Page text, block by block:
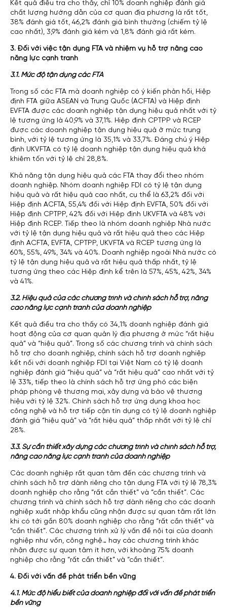
Kết quả điều tra cho thấy, chỉ 10% doanh nghiệp đánh giá
chất lượng hướng dẫn của cơ quan địa phương là rất tốt,
38% đánh giá tốt, 46,2% đánh giá bình thường (chiếm tỷ lệ
cao nhất), 3,9% đánh giá kém và 1,8% đánh giá rất kém.
3. Đối với việc tận dụng FTA và nhiệm vụ hỗ trợ nâng cao
năng lực cạnh tranh
3.1. Mức độ tận dụng các FTA
Trong số các FTA mà doanh nghiệp có ý kiến phản hồi, Hiệp
định FTA giữa ASEAN và Trung Quốc (ACFTA) và Hiệp định
EVFTA được các doanh nghiệp tận dụng hiệu quả nhất với tỷ
lệ tương ứng là 40,9% và 37,1%. Hiệp định CPTPP và RCEP
được các doanh nghiệp tận dụng hiệu quả ở mức trung
bình, với tỷ lệ tương ứng là 35,1% và 33,7%. Đáng chú ý Hiệp
định UKVFTA có tỷ lệ doanh nghiệp tận dụng hiệu quả khá
khiêm tốn với tỷ lệ chỉ 28,8%.
Khả năng tận dụng hiệu quả các FTA thay đổi theo nhóm
doanh nghiệp. Nhóm doanh nghiệp FDI có tỷ lệ tận dụng
hiệu quả và rất hiệu quả cao nhất, cụ thể là 63,2% đối với
Hiệp định ACFTA, 55,4% đối với Hiệp định EVFTA, 50% đối với
Hiệp định CPTPP, 42% đối với Hiệp định UKVFTA và 48% với
Hiệp định RCEP. Tiếp theo là nhóm doanh nghiệp Nhà nước
với tỷ lệ tận dụng hiệu quả và rất hiệu quả theo các Hiệp
định ACFTA, EVFTA, CPTPP, UKVFTA và RCEP tương ứng là
60%, 55%, 49%, 34% và 40%. Doanh nghiệp ngoài Nhà nước có
tỷ lệ tận dụng hiệu quả và rất hiệu quả thấp nhất, tỷ lệ
tương ứng theo các Hiệp định kể trên là 57%, 45%, 42%, 34%
và 41%.
3.2. Hiệu quả của các chương trình và chính sách hỗ trợ, nâng
cao năng lực cạnh tranh của doanh nghiệp
Kết quả điều tra cho thấy có 34,1% doanh nghiệp đánh giá
hoạt động của cơ quan quản lý địa phương ở mức “rất hiệu
quả” và “hiệu quả”. Trong số các chương trình và chính sách
hỗ trợ cho doanh nghiệp, chính sách hỗ trợ doanh nghiệp
kết nối với doanh nghiệp FDI tại Việt Nam có tỷ lệ doanh
nghiệp đánh giá “hiệu quả” và “rất hiệu quả” cao nhất với tỷ
lệ 33%, tiếp theo là chính sách hỗ trợ ứng phó các biện
pháp phòng vệ thương mại, xây dựng và bảo vệ thương
hiệu với tỷ lệ 32%. Chính sách hỗ trợ ứng dụng khoa học
công nghệ và hỗ trợ tiếp cận tín dụng có tỷ lệ doanh nghiệp
đánh giá “hiệu quả” và “rất hiệu quả” thấp nhất với tỷ lệ chỉ
28%.
3.3. Sự cần thiết xây dựng các chương trình và chính sách hỗ trợ,
nâng cao năng lực cạnh tranh của doanh nghiệp
Các doanh nghiệp rất quan tâm đến các chương trình và
chính sách hỗ trợ dành riêng cho tận dụng FTA với tỷ lệ 78,3%
doanh nghiệp cho rằng “rất cần thiết” và “cần thiết”. Các
chương trình và chính sách hỗ trợ dành riêng cho các doanh
nghiệp xuất nhập khẩu cũng nhận được sự quan tâm rất lớn
khi có tới gần 80% doanh nghiệp cho rằng “rất cần thiết” và
“cần thiết”. Các chương trình xử lý vấn đề nội tại của doanh
nghiệp như vốn, công nghệ… hay các chương trình khác
nhận được sự quan tâm ít hơn, với khoảng 75% doanh
nghiệp cho rằng “rất cần thiết” và “cần thiết”.
4. Đối với vấn đề phát triển bền vững
4.1. Mức độ hiểu biết của doanh nghiệp đối với vấn đề phát triển
bền vững